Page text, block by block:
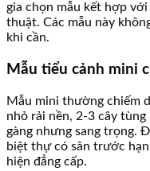
gia chọn mẫu kết hợp
thuật. Các mẫu này
khi cần.
Mẫu tiểu cảnh mini
Mẫu mini thường chiếm
nhỏ rải nền, 2-3 cây tùng
gàng nhưng sang trọng.
biệt thự có sân trước
hiện đẳng cấp.